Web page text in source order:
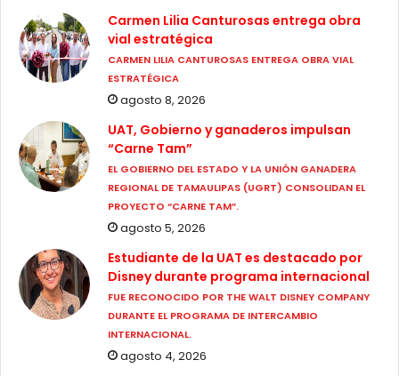
Carmen Lilia Canturosas entrega obra
vial estratégica
CARMEN LILIA CANTUROSAS ENTREGA OBRA VIAL
ESTRATÉGICA
agosto 8, 2026
UAT, Gobierno y ganaderos impulsan
“Carne Tam”
EL GOBIERNO DEL ESTADO Y LA UNIÓN GANADERA
REGIONAL DE TAMAULIPAS (UGRT) CONSOLIDAN EL
PROYECTO “CARNE TAM”.
agosto 5, 2026
Estudiante de la UAT es destacado por
Disney durante programa internacional
FUE RECONOCIDO POR THE WALT DISNEY COMPANY
DURANTE EL PROGRAMA DE INTERCAMBIO
INTERNACIONAL.
agosto 4, 2026